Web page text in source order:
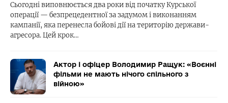
Сьогодні виповнюється два роки від початку Курської
операції — безпрецедентної за задумом і виконанням
кампанії, яка перенесла бойові дії на територію держави-
агресора. Цей крок…
Актор і офіцер Володимир Ращук: «Воєнні
фільми не мають нічого спільного з
війною»